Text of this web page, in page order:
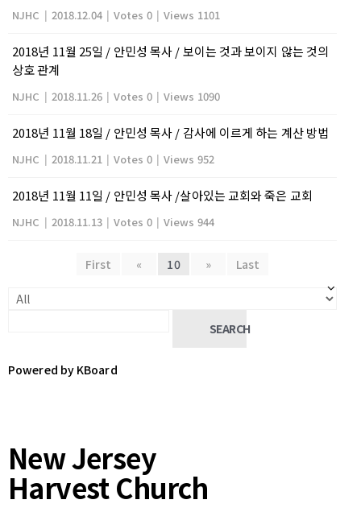
NJHC | 2018.12.04 | Votes 0 | Views 1101
2018년 11월 25일 / 안민성 목사 / 보이는 것과 보이지 않는 것의
상호 관계
NJHC | 2018.11.26 | Votes 0 | Views 1090
2018년 11월 18일 / 안민성 목사 / 감사에 이르게 하는 계산 방법
NJHC | 2018.11.21 | Votes 0 | Views 952
2018년 11월 11일 / 안민성 목사 /살아있는 교회와 죽은 교회
NJHC | 2018.11.13 | Votes 0 | Views 944
First « 10 » Last
SEARCH
Powered by KBoard
New Jersey
Harvest Church